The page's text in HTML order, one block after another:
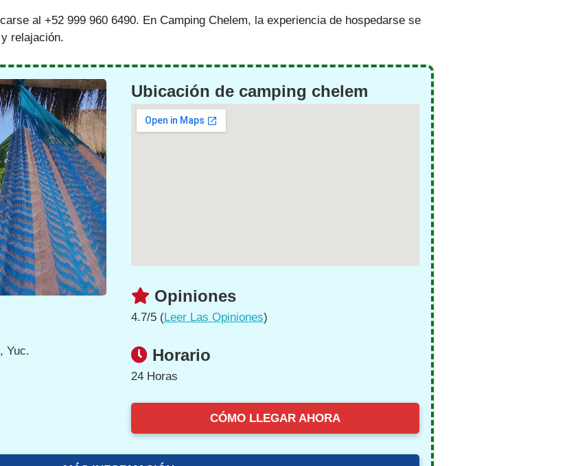
al +52 999 960 6490. En Camping Chelem, la experiencia de hospedarse se
relajación.
Yuc.
Ubicación de camping chelem
Opiniones
4.7/5 (Leer Las Opiniones)
Horario
24 Horas
CÓMO LLEGAR AHORA